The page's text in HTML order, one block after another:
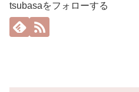
tsubasaをフォローする